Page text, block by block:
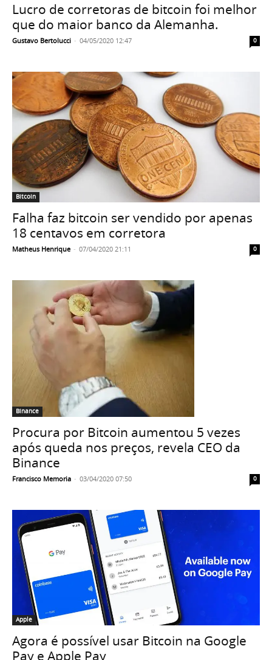
Lucro de corretoras de bitcoin foi melhor
que do maior banco da Alemanha.
Gustavo Bertolucci - 04/05/2020 12:47 0
Bitcoin
Falha faz bitcoin ser vendido por apenas
18 centavos em corretora
Matheus Henrique - 07/04/2020 21:11 0
Binance
Procura por Bitcoin aumentou 5 vezes
após queda nos preços, revela CEO da
Binance
Francisco Memoria - 03/04/2020 07:50 0
Apple
Agora é possível usar Bitcoin na Google
Pay e Apple Pay